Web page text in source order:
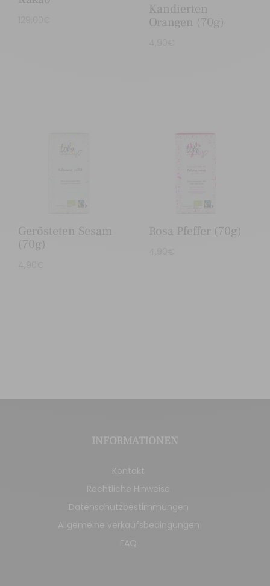
Kandierten
Orangen (70g)
Gerösteten Sesam
(70g)
Rosa Pfeffer (70g)
INFORMATIONEN
Kontakt
Rechtliche Hinweise
Datenschutzbestimmungen
Allgemeine verkaufsbedingungen
FAQ